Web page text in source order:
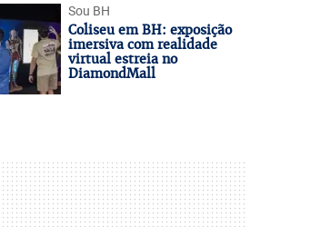
Sou BH
Coliseu em BH: exposição
imersiva com realidade
virtual estreia no
DiamondMall